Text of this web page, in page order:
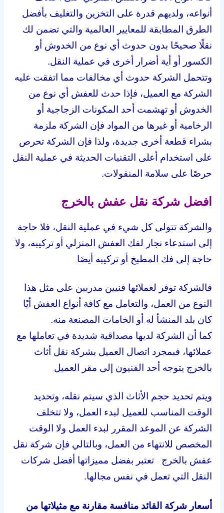
أنواعه، ولديهم قدرة على التخزين والتغليف بأفضل
الطرق المطابقة للمعايير العالمية والتي تضمن لك
نقلًا صحيحًا بدون حدوث أي نوع من الخدوش أو
الكسور أو أية أضرار أخرى في عملية النقل.
وتتحمل الشركة حدوث أي مخالفات مما اتفقت عليه
الشركة مع العميل، فإذا حدث للعفش أي نوع من
الخدوش أو تهشمت أحد المكونات الزجاجية أو
الرخامية أو غيرها من المواد فإن الشركة ملزمة
بشراء قطعة أخرى جديدة، ولذا فإن الشركة تحرص
على استخدام أعلى التقنيات الحديثة في عملية النقل
حرصًا على سلامة المنقولات.
افضل شركة نقل عفش بالخرج
والشركة تتولى كل شيء في عملية النقل، فلا حاجة
إلى استدعاء نجار لفك العفش المنزلي أو تركيبه، ولا
حاجة إلى فك المطبخ أو تركيبه أيضَا
فالشركة توفر لعملائها فنيين مدربين على مثل هذا
النوع من العمل، والتعامل مع كافة أنواع العفش أيًا
كان بلد المنشأ له أو الخامات المصنعة منه.
كما أن الشركة لديها مصداقية شديدة في تعاملها مع
عملائها، فبمجرد اتصال العميل بشركة نقل أثاث
بالخرج يتوجه أحد الفنيون إلى مقر العميل
ويتم تحديد حجم الأثاث الذي سيتم نقله، وتحديد
الوقت المناسب للعميل لبدء العمل، ولا تتخلف
الشركة عن الموعد المقرر لبدء العمل ولا الوقت
المخصص للانتهاء من العمل، وبالتالي فإن شركة نقل
عفش بالخرج تعتبر بفضل مميزاتها أفضل شركات
النقل التي تعمل في نفس مجالها.
أسعار شركة القائد منافسة مقارنة مع مثيلاتها من